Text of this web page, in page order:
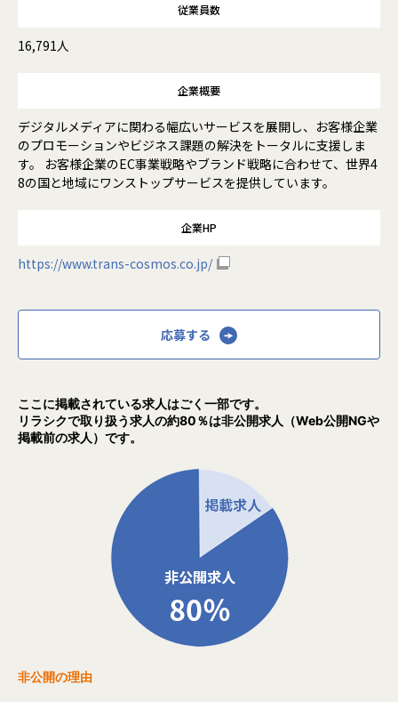
従業員数
16,791人
企業概要
デジタルメディアに関わる幅広いサービスを展開し、お客様企業
のプロモーションやビジネス課題の解決をトータルに支援しま
す。 お客様企業のEC事業戦略やブランド戦略に合わせて、世界4
8の国と地域にワンストップサービスを提供しています。
企業HP
https://www.trans-cosmos.co.jp/
応募する
ここに掲載されている求人はごく一部です。
リラシクで取り扱う求人の約80％は非公開求人（Web公開NGや
掲載前の求人）です。
非公開の理由